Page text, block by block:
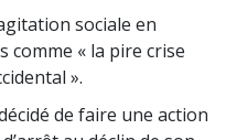
sociale en
comme « la pire crise
».
de faire une action